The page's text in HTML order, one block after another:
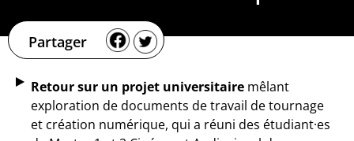
Partager
Retour sur un projet universitaire mêlant
exploration de documents de travail de tournage
et création numérique, qui a réuni des étudiant·es